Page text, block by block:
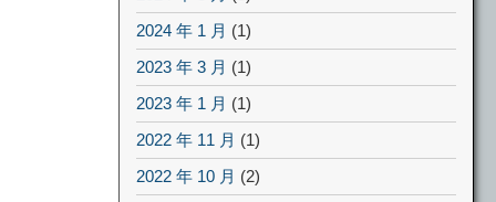
2024 年 1 月 (1)
2023 年 3 月 (1)
2023 年 1 月 (1)
2022 年 11 月 (1)
2022 年 10 月 (2)